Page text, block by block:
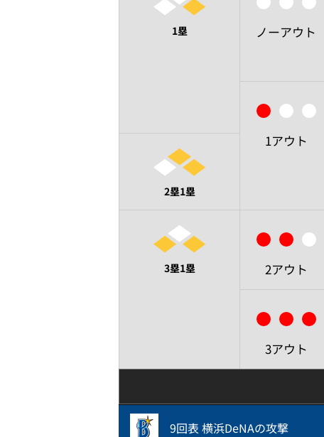
1塁 ノーアウト
1アウト
2塁1塁
3塁1塁 2アウト
3アウト
9回表 横浜DeNAの攻撃